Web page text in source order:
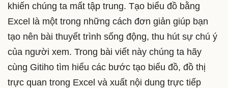
khiến chúng ta mất tập trung. Tạo biểu đồ bằng
Excel là một trong những cách đơn giản giúp bạn
tạo nên bài thuyết trình sống động, thu hút sự chú ý
của người xem. Trong bài viết này chúng ta hãy
cùng Gitiho tìm hiểu các bước tạo biểu đồ, đồ thị
trực quan trong Excel và xuất nội dung trực tiếp